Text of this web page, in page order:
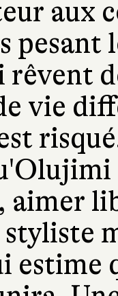
aux
pesant
rêvent
vie
aimer
estime